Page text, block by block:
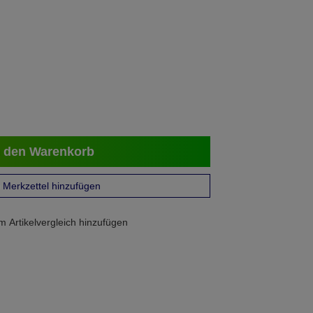
den Warenkorb
Merkzettel hinzufügen
Artikelvergleich hinzufügen